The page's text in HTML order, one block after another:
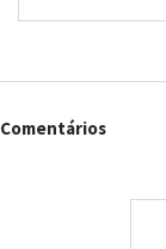
Comentários